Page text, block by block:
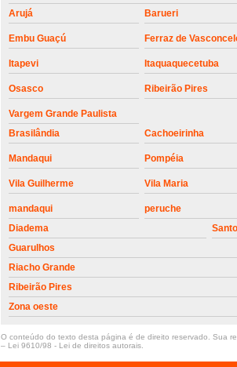
Arujá
Barueri
Embu Guaçú Ferraz de
Itapevi Itaquaquecetuba
Osasco Ribeirão Pires
Vargem Grande Paulista
Brasilândia
Cachoeirinha
Mandaqui Pompéia
Vila Guilherme Vila Maria
mandaqui
peruche
Diadema
Guarulhos
Riacho Grande
Ribeirão Pires
Zona oeste
O conteúdo do texto desta página é de direito reservado. Sua
– Lei 9610/98 - Lei de direitos autorais.